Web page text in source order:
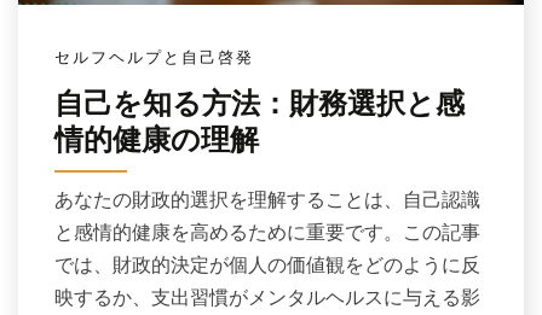
セルフヘルプと自己啓発
自己を知る方法：財務選択と感
情的健康の理解
あなたの財政的選択を理解することは、自己認識
と感情的健康を高めるために重要です。この記事
では、財政的決定が個人の価値観をどのように反
映するか、支出習慣がメンタルヘルスに与える影